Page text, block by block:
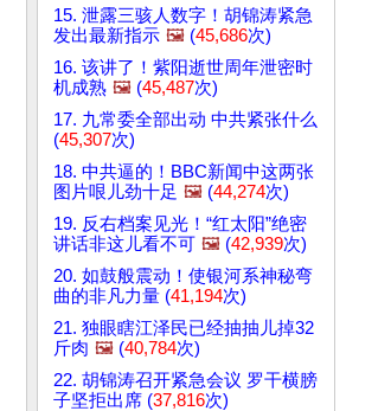
15. 泄露三骇人数字！胡锦涛紧急
发出最新指示 🖼️ (45,686次)
16. 该讲了！紫阳逝世周年泄密时
机成熟 🖼️ (45,487次)
17. 九常委全部出动 中共紧张什么
(45,307次)
18. 中共逼的！BBC新闻中这两张
图片哏儿劲十足 🖼️ (44,274次)
19. 反右档案见光！“红太阳”绝密
讲话非这儿看不可 🖼️ (42,939次)
20. 如鼓般震动！使银河系神秘弯
曲的非凡力量 (41,194次)
21. 独眼瞎江泽民已经抽抽儿掉32
斤肉 🖼️ (40,784次)
22. 胡锦涛召开紧急会议 罗干横膀
子坚拒出席 (37,816次)